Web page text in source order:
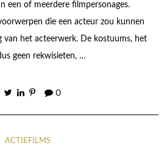
een of meerdere filmpersonages.
die een acteur zou kunnen
van het acteerwerk. De kostuums, het
geen rekwisieten, …
0
ACTIEFILMS